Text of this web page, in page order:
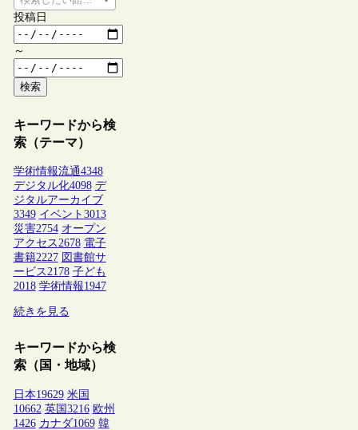
投稿日
～
検索
キーワードから検
索（テーマ）
学術情報流通4348
デジタル化4098 デ
ジタルアーカイブ
3349 イベント 3013
災害2754 オープン
アクセス2678 電子
書籍2227 図書館サ
ービス2178 子ども
2018 学術情報1947
続きを見る
キーワードから検
索（国・地域）
日本19629 米国
10662 英国 3216 欧州
1426 カナダ1069 韓